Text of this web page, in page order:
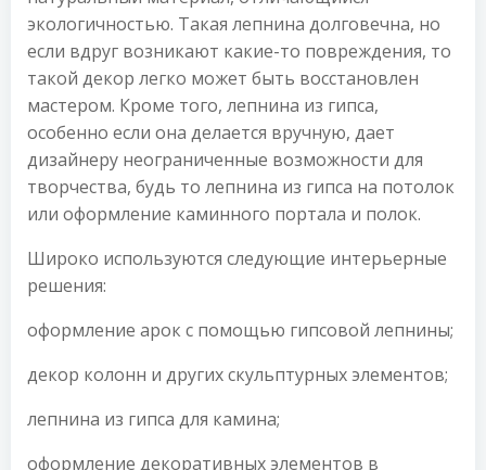
экологичностью. Такая лепнина долговечна, но
если вдруг возникают какие-то повреждения, то
такой декор легко может быть восстановлен
мастером. Кроме того, лепнина из гипса,
особенно если она делается вручную, дает
дизайнеру неограниченные возможности для
творчества, будь то лепнина из гипса на потолок
или оформление каминного портала и полок.
Широко используются следующие интерьерные
решения:
оформление арок с помощью гипсовой лепнины;
декор колонн и других скульптурных элементов;
лепнина из гипса для камина;
оформление декоративных элементов в